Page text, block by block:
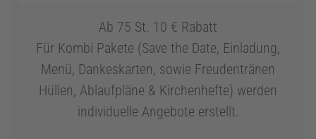
Ab 75 St. 10 € Rabatt
Für Kombi Pakete (Save the Date, Einladung,
Menü, Dankeskarten, sowie Freudentränen
Hüllen, Ablaufpläne & Kirchenhefte) werden
individuelle Angebote erstellt.